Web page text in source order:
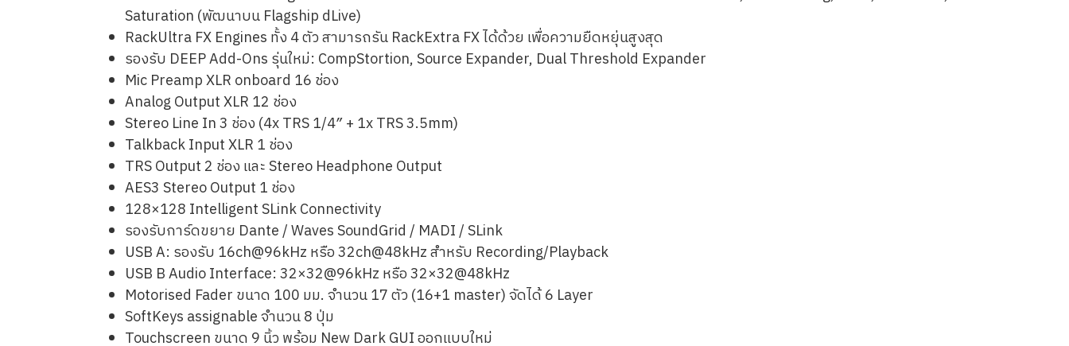
Saturation (พัฒนาบน Flagship dLive)
RackUltra FX Engines ทั้ง 4 ตัว สามารถรัน RackExtra FX ได้ด้วย เพื่อความยืดหยุ่นสูงสุด
รองรับ DEEP Add-Ons รุ่นใหม่: CompStortion, Source Expander, Dual Threshold Expander
Mic Preamp XLR onboard 16 ช่อง
Analog Output XLR 12 ช่อง
Stereo Line In 3 ช่อง (4x TRS 1/4″ + 1x TRS 3.5mm)
Talkback Input XLR 1 ช่อง
TRS Output 2 ช่อง และ Stereo Headphone Output
AES3 Stereo Output 1 ช่อง
128×128 Intelligent SLink Connectivity
รองรับการ์ดขยาย Dante / Waves SoundGrid / MADI / SLink
USB A: รองรับ 16ch@96kHz หรือ 32ch@48kHz สำหรับ Recording/Playback
USB B Audio Interface: 32×32@96kHz หรือ 32×32@48kHz
Motorised Fader ขนาด 100 มม. จำนวน 17 ตัว (16+1 master) จัดได้ 6 Layer
SoftKeys assignable จำนวน 8 ปุ่ม
Touchscreen ขนาด 9 นิ้ว พร้อม New Dark GUI ออกแบบใหม่